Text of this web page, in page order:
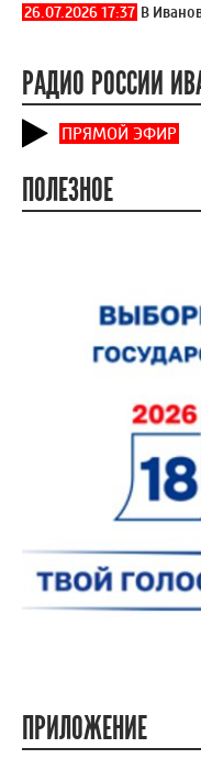
26.07.2026 17:37 В
РАДИО РОССИИ
ПРЯМОЙ ЭФИР
ПОЛЕЗНОЕ
ПРИЛОЖЕНИЕ